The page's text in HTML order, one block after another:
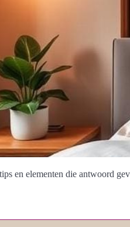
en elementen die antwoord